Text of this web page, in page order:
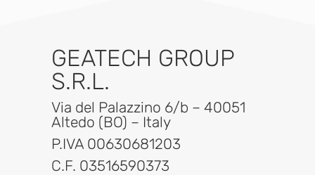
GEATECH GROUP
S.R.L.
Via del Palazzino 6/b – 40051
Altedo (BO) – Italy
P.IVA 00630681203
C.F. 03516590373